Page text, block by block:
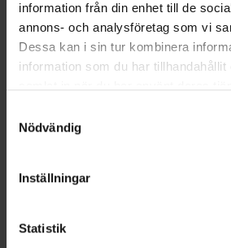
information från din enhet till de
annons- och analysföretag som vi
Dessa kan i sin tur kombinera
information som du har tillhandahållit
Nödvändig
Inställningar
Statistik
+1
Dogman Blinkhalsband LED Alac
Andra köpte även